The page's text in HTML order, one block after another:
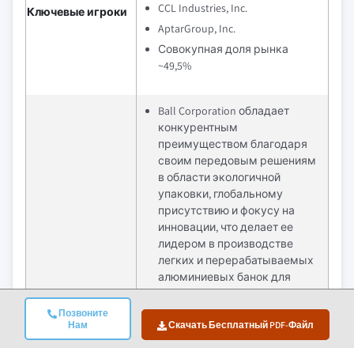
Позвоните
Нам
Скачать Бесплатный PDF-Файл
Ключевые игроки
CCL Industries, Inc.
AptarGroup, Inc.
Совокупная доля рынка
~49,5%
Ball Corporation обладает
конкурентным
преимуществом благодаря
своим передовым решениям
в области экологичной
упаковки, глобальному
присутствию и фокусу на
инновации, что делает ее
лидером в производстве
легких и перерабатываемых
алюминиевых банок для
аэрозольных применений.
Ardagh Group выделяется
своим сильным акцентом на